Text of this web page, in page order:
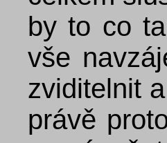
by to co
vše
zviditelnit
právě